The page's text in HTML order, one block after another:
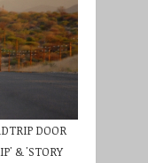
DOOR
& 'STORY